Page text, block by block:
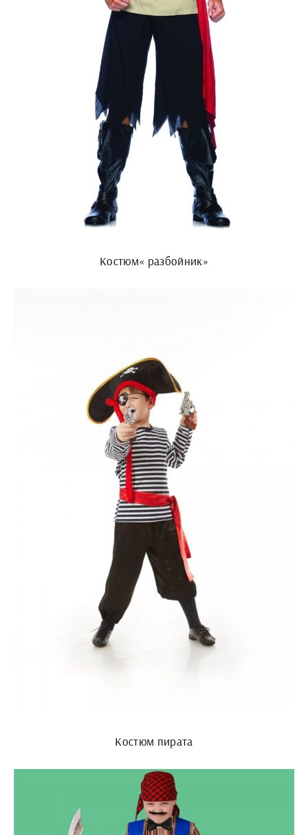
Костюм« разбойник»
Костюм пирата